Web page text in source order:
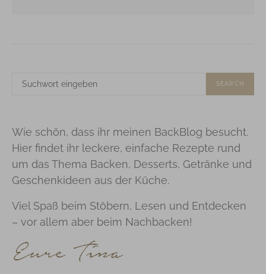
SUCHE
SEARCH
Wie schön, dass ihr meinen BackBlog besucht.
Hier findet ihr leckere, einfache Rezepte rund
um das Thema Backen, Desserts, Getränke und
Geschenkideen aus der Küche.
Viel Spaß beim Stöbern, Lesen und Entdecken
– vor allem aber beim Nachbacken!